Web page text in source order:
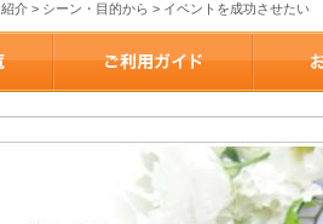
介 > シーン・目的から > イベントを成功させたい